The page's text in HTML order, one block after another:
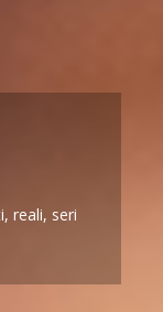
reali, seri